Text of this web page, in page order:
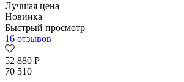
Лучшая цена
Новинка
Быстрый просмотр
16 отзывов
52 880 Р
70 510